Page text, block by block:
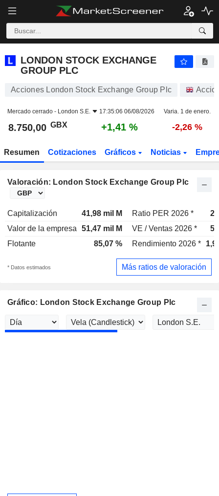
LONDON STOCK EXCHANGE
GROUP PLC
Acciones London Stock Exchange Group Plc
Mercado cerrado - London S.E. 17:35:06 06/08/2026 Varia. 1 de enero.
8.750,00 GBX +1,41 % -2,26 %
Resumen Cotizaciones Gráficos Noticias
Valoración: London Stock Exchange Group Plc
Capitalización 41,98 mil M Ratio PER 2026 *
Valor de la empresa
51,47 mil M VE / Ventas 2026 *
Flotante
85,07 % Rendimiento 2026 *
* Datos estimados Más ratios de valoración
Gráfico: London Stock Exchange Group Plc